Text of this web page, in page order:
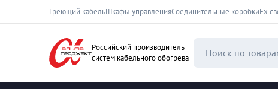
Греющий кабельШкафы управленияСоединительные коробкиЕх
Российский производитель
систем кабельного обогрева